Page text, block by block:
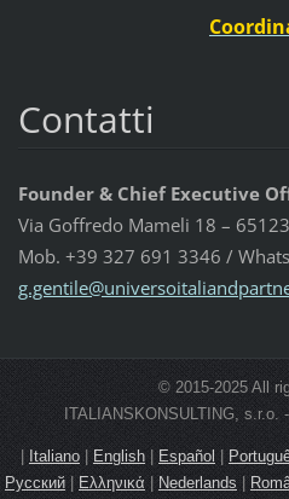
Contatti
Founder & Chief Executive
Via Goffredo Mameli 18 – 65123
Mob. +39 327 691 3346 /
g.gentile@universoitalia
© 2015-2025 All
ITALIANSKONSULTING, s.r.o.
| Italiano | English | Español |
Русский | Ελληνικά |Nederlands|